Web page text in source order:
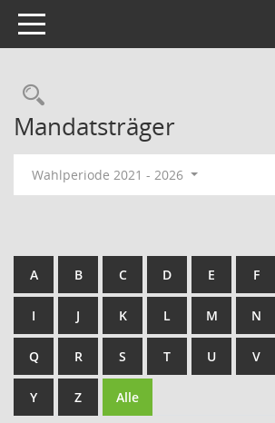
Toggle navigation
Rechercheauswahl
Mandatsträger
Wahlperiode 2021 - 2026
A B C D E F
I J K L M N
Q R S T U V
Y Z Alle